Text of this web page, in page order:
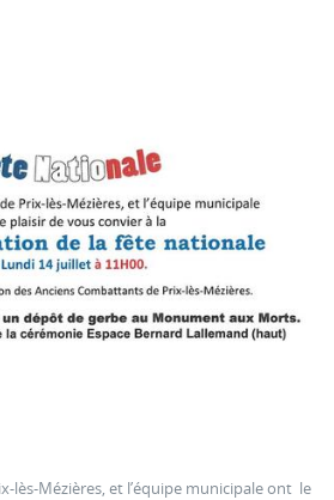
lès-Mézières, et l’équipe municipale ont le